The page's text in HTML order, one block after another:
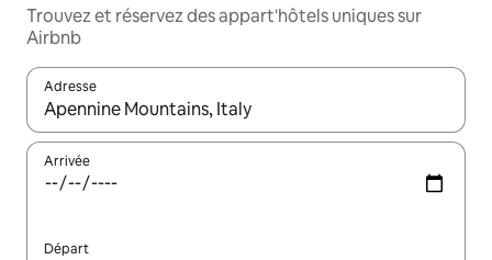
Trouvez et réservez des appart'hôtels uniques sur
Airbnb
Adresse
Lorsque les résultats s'affichent, utilisez les flèches vers le
Arrivée
Départ